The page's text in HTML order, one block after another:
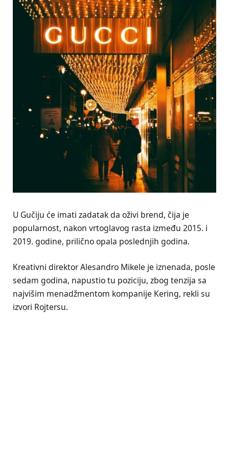
U Gučiju će imati zadatak da oživi brend, čija je
popularnost, nakon vrtoglavog rasta između 2015. i
2019. godine, prilično opala poslednjih godina.
Kreativni direktor Alesandro Mikele je iznenada, posle
sedam godina, napustio tu poziciju, zbog tenzija sa
najvišim menadžmentom kompanije Kering, rekli su
izvori Rojtersu.